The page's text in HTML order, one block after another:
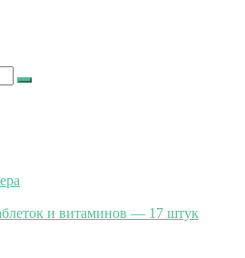
Найти
и витаминов — 17 штук